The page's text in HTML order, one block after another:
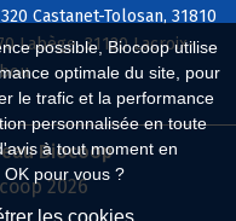
possible, Biocoop utilise
optimale du site, pour
le trafic et la performance
personnalisée en toute
à tout moment en
pour vous ?
les cookies
Castanet-Tolosan, 31810
Labège, 31120 Lacroix-
Biocoop
2026